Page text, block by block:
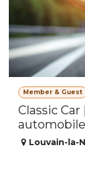
Member & Guest
Classic
automobile
Louvain-la-